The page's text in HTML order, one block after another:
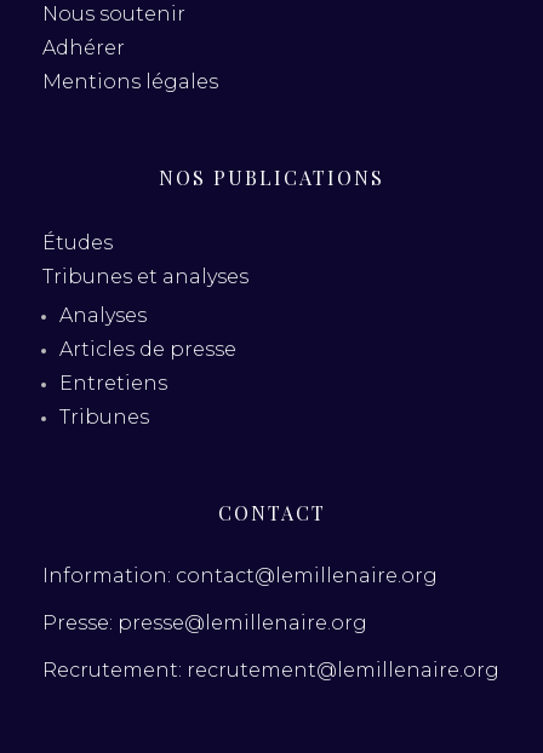
Nous soutenir
Adhérer
Mentions légales
NOS PUBLICATIONS
Études
Tribunes et analyses
Analyses
Articles de presse
Entretiens
Tribunes
CONTACT
Information: contact@lemillenaire.org
Presse: presse@lemillenaire.org
Recrutement: recrutement@lemillenaire.org